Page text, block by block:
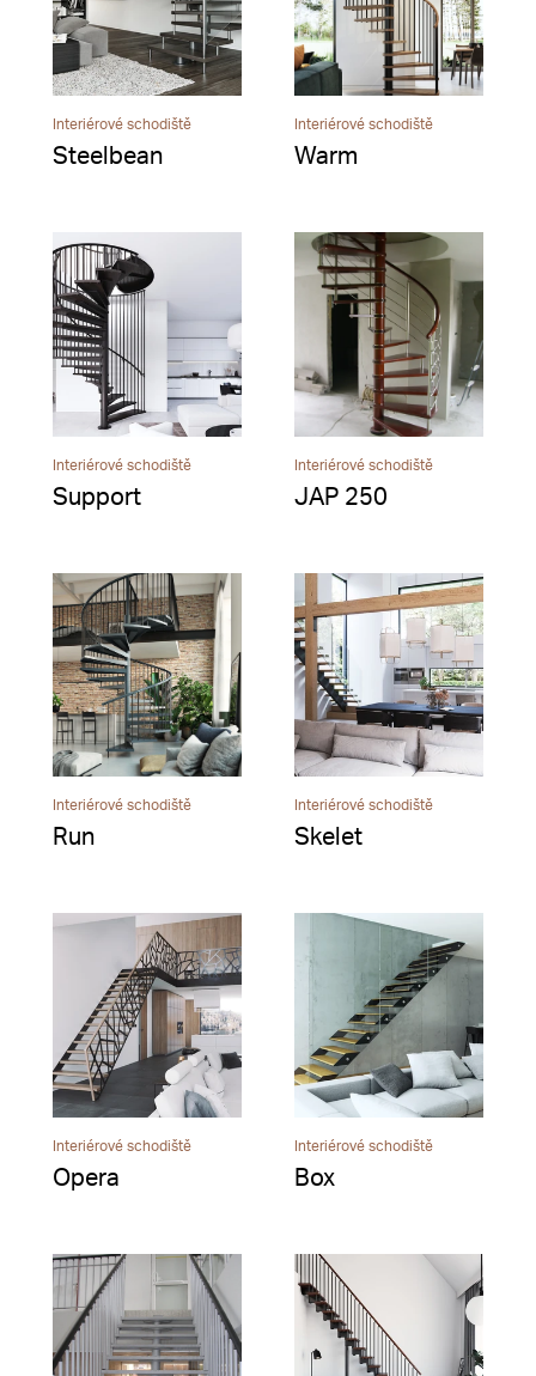
Interiérové schodiště
Steelbean
Interiérové schodiště
Warm
Interiérové schodiště
Support
Interiérové schodiště
JAP 250
Interiérové schodiště
Run
Interiérové schodiště
Skelet
Interiérové schodiště
Opera
Interiérové schodiště
Box